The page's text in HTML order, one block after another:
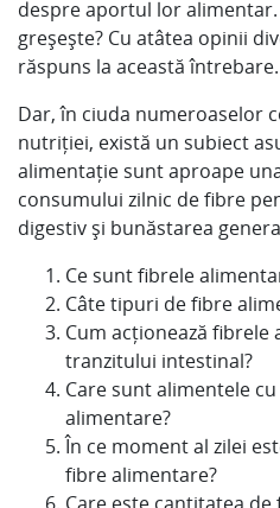
despre aportul lor
greșește? Cu atâtea opinii
răspuns la această întrebare.
Dar, în ciuda numeroaselor
nutriției, există un subiect
alimentație sunt aproape
consumului zilnic de fibre
digestiv și bunăstarea
Ce sunt fibrele
Câte tipuri de fibre
Cum acționează fibrele
tranzitului intestinal?
Care sunt alimentele
alimentare?
În ce moment al zilei
fibre alimentare?